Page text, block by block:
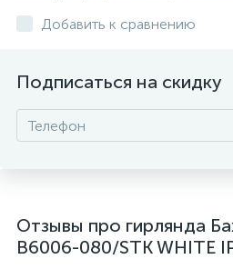
Добавить к сравнению
Подписаться на скидку
Отзывы про гирлянда
B6006-080/STK WHITE